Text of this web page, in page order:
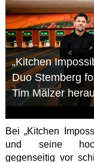
„Kitchen
Duo Stemberg
Tim Mälzer
Bei „Kitchen
und seine
gegenseitig vor